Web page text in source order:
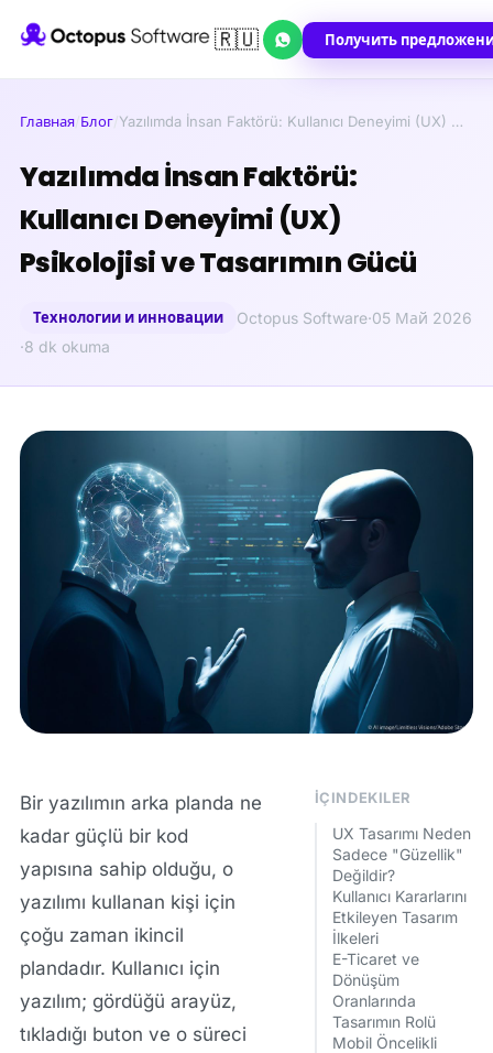
🇷🇺 Получить
Главная/Блог/Yazılımda İnsan Faktörü: Kullanıcı Deneyimi (UX) …
Yazılımda İnsan Faktörü:
Kullanıcı Deneyimi (UX)
Psikolojisi ve Tasarımın Gücü
Технологии и инновации Octopus Software·05 Май 2026
·8 dk okuma
İÇINDEKILER
UX Tasarımı Neden
Sadece "Güzellik"
Değildir?
Kullanıcı Kararlarını
Etkileyen Tasarım
İlkeleri
E-Ticaret ve
Dönüşüm
Oranlarında
Tasarımın Rolü
Mobil Öncelikli
Bir yazılımın arka planda ne
kadar güçlü bir kod
yapısına sahip olduğu, o
yazılımı kullanan kişi için
çoğu zaman ikincil
plandadır. Kullanıcı için
yazılım; gördüğü arayüz,
tıkladığı buton ve o süreci